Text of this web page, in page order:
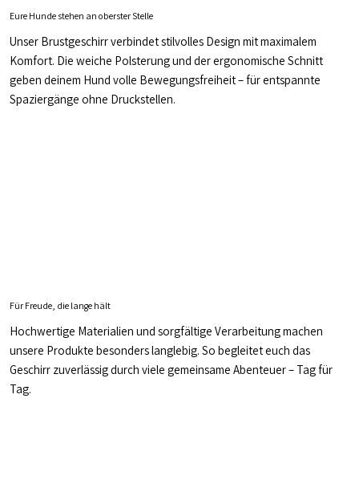
Eure Hunde stehen an oberster Stelle
Unser Brustgeschirr verbindet stilvolles Design mit maximalem
Komfort. Die weiche Polsterung und der ergonomische Schnitt
geben deinem Hund volle Bewegungsfreiheit – für entspannte
Spaziergänge ohne Druckstellen.
Für Freude, die lange hält
Hochwertige Materialien und sorgfältige Verarbeitung machen
unsere Produkte besonders langlebig. So begleitet euch das
Geschirr zuverlässig durch viele gemeinsame Abenteuer – Tag für
Tag.